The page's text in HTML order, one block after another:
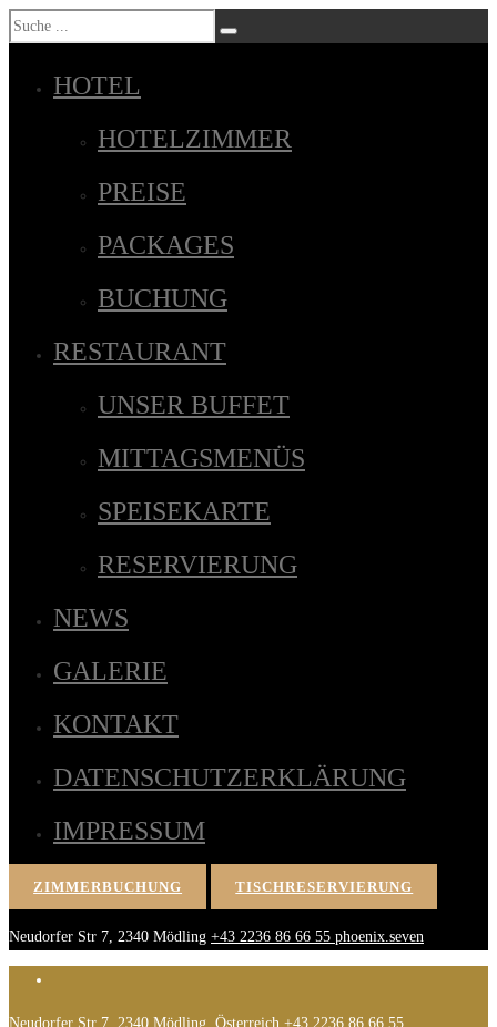
HOTEL
HOTELZIMMER
PREISE
PACKAGES
BUCHUNG
RESTAURANT
UNSER BUFFET
MITTAGSMENÜS
SPEISEKARTE
RESERVIERUNG
NEWS
GALERIE
KONTAKT
DATENSCHUTZERKLÄRUNG
IMPRESSUM
ZIMMERBUCHUNG TISCHRESERVIERUNG
Neudorfer Str 7, 2340 Mödling +43 2236 86 66 55 phoenix.seven
Neudorfer Str 7, 2340 Mödling, Österreich +43 2236 86 66 55